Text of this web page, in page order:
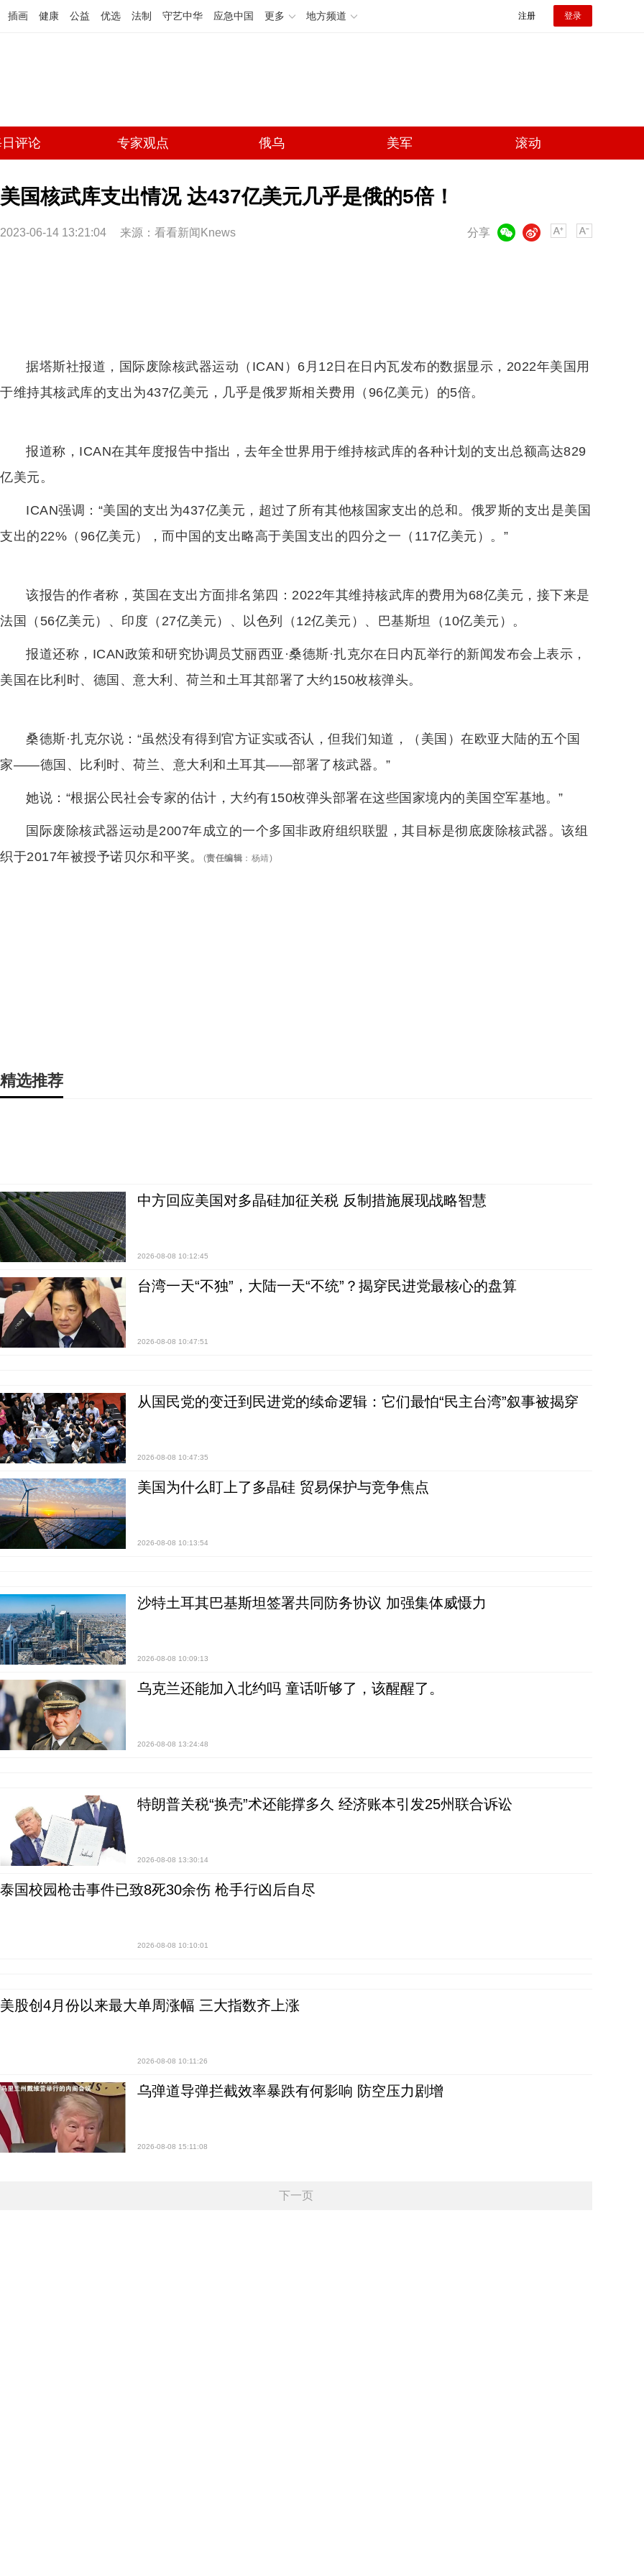
插画 健康 公益 优选 法制 守艺中华 应急中国 更多 地方频道 注册 登录
评论 专家观点 俄乌 美军 滚动
美国核武库支出情况 达437亿美元几乎是俄的5倍！
2023-06-14 13:21:04 来源：看看新闻Knews 分享
微博
据塔斯社报道，国际废除核武器运动（ICAN）6月12日在日内瓦发布的数据显示，2022年美国用
于维持其核武库的支出为437亿美元，几乎是俄罗斯相关费用（96亿美元）的5倍。
报道称，ICAN在其年度报告中指出，去年全世界用于维持核武库的各种计划的支出总额高达829
亿美元。
ICAN强调：“美国的支出为437亿美元，超过了所有其他核国家支出的总和。俄罗斯的支出是美国
支出的22%（96亿美元），而中国的支出略高于美国支出的四分之一（117亿美元）。”
该报告的作者称，英国在支出方面排名第四：2022年其维持核武库的费用为68亿美元，接下来是
法国（56亿美元）、印度（27亿美元）、以色列（12亿美元）、巴基斯坦（10亿美元）。
报道还称，ICAN政策和研究协调员艾丽西亚·桑德斯·扎克尔在日内瓦举行的新闻发布会上表示，
美国在比利时、德国、意大利、荷兰和土耳其部署了大约150枚核弹头。
桑德斯·扎克尔说：“虽然没有得到官方证实或否认，但我们知道，（美国）在欧亚大陆的五个国
家——德国、比利时、荷兰、意大利和土耳其——部署了核武器。”
她说：“根据公民社会专家的估计，大约有150枚弹头部署在这些国家境内的美国空军基地。”
国际废除核武器运动是2007年成立的一个多国非政府组织联盟，其目标是彻底废除核武器。该组
织于2017年被授予诺贝尔和平奖。
(责任编辑 ： 杨靖)
精选推荐
中方回应美国对多晶硅加征关税 反制措施展现战略智慧
2026-08-08 10:12:45
台湾一天“不独”，大陆一天“不统”？揭穿民进党最核心的盘算
2026-08-08 10:47:51
从国民党的变迁到民进党的续命逻辑：它们最怕“民主台湾”叙事被揭穿
2026-08-08 10:47:35
美国为什么盯上了多晶硅 贸易保护与竞争焦点
2026-08-08 10:13:54
沙特土耳其巴基斯坦签署共同防务协议 加强集体威慑力
2026-08-08 10:09:13
乌克兰还能加入北约吗 童话听够了，该醒醒了。
2026-08-08 13:24:48
特朗普关税“换壳”术还能撑多久 经济账本引发25州联合诉讼
2026-08-08 13:30:14
泰国校园枪击事件已致8死30余伤 枪手行凶后自尽
2026-08-08 10:10:01
美股创4月份以来最大单周涨幅 三大指数齐上涨
2026-08-08 10:11:26
乌弹道导弹拦截效率暴跌有何影响 防空压力剧增
2026-08-08 15:11:08
下一页